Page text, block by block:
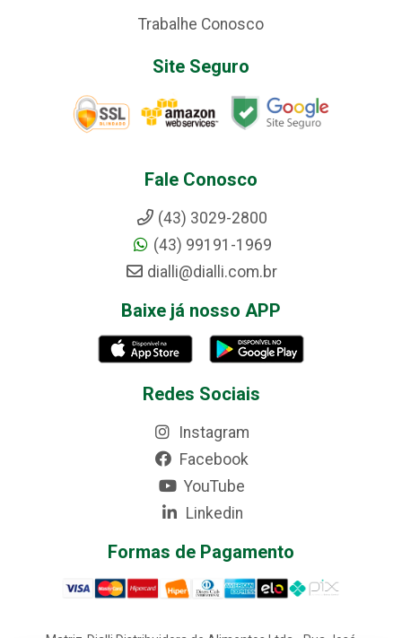
Trabalhe Conosco
Site Seguro
Fale Conosco
(43) 3029-2800
(43) 99191-1969
dialli@dialli.com.br
Baixe já nosso APP
Redes Sociais
Instagram
Facebook
YouTube
Linkedin
Formas de Pagamento